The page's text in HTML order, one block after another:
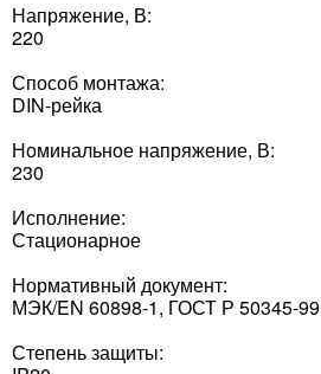
Напряжение, В:
220
Способ монтажа:
DIN-рейка
Номинальное напряжение, В:
230
Исполнение:
Стационарное
Нормативный документ:
МЭК/EN 60898-1, ГОСТ Р 50345-99
Степень защиты: